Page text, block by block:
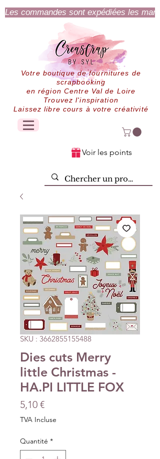
Les commandes sont expédiées les
Votre boutique de fournitures de
scrapbooking
en région Centre Val de Loire
Trouvez l'inspiration
Laissez libre cours à votre créativité
Voir les points
SKU : 3662855155488
Dies cuts Merry
little Christmas -
HA.PI LITTLE FOX
5,10 €Prix
TVA Incluse
Quantité *